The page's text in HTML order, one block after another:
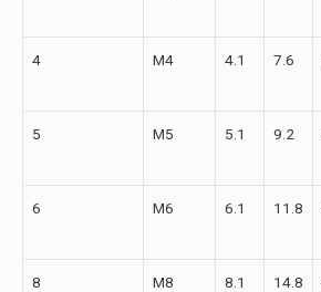
4 M4 4.1 7.6
5 M5 5.1 9.2
6 M6 6.1 11.8
8 M8 8.1 14.8